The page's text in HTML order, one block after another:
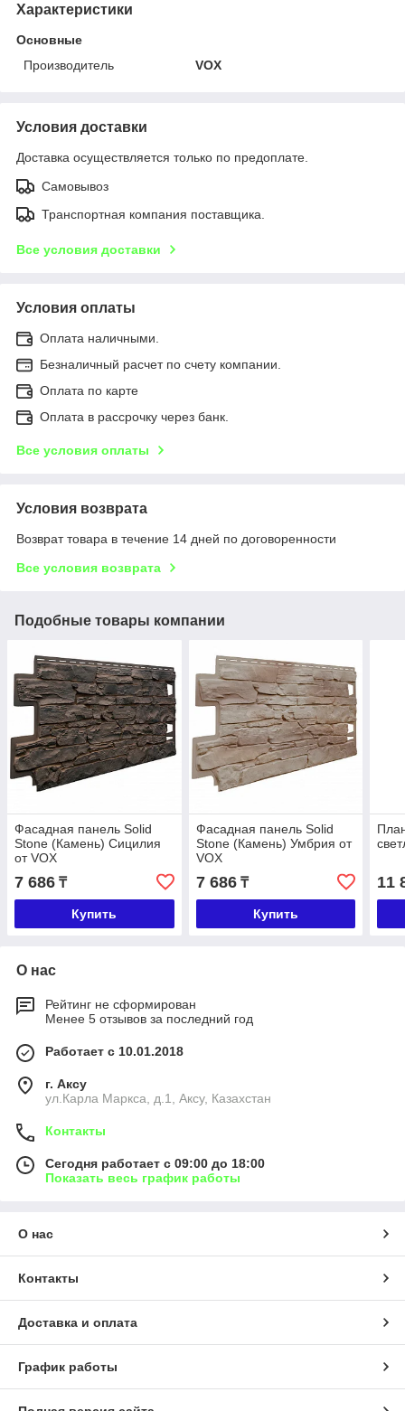
Характеристики
Основные
Производитель
VOX
Условия доставки
Доставка осуществляется только по предоплате.
Самовывоз
Транспортная компания поставщика.
Все условия доставки
Условия оплаты
Оплата наличными.
Безналичный расчет по счету компании.
Оплата по карте
Оплата в рассрочку через банк.
Все условия оплаты
Условия возврата
Возврат товара в течение 14 дней по договоренности
Все условия возврата
Подобные товары компании
Фасадная панель Solid
Stone (Камень) Сицилия
от VOX
7 686 ₸
Купить
Фасадная панель Solid
Stone (Камень) Умбрия от
VOX
7 686₸
Купить
11
О нас
Рейтинг не сформирован
Менее 5 отзывов за последний год
Работает с 10.01.2018
г. Аксу
ул.Карла Маркса, д.1, Аксу, Казахстан
Контакты
Сегодня работает с 09:00 до 18:00
Показать весь график работы
О нас
Контакты
Доставка и оплата
График работы